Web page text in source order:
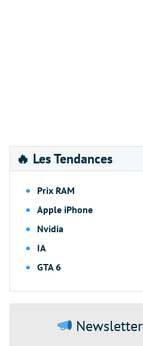
🔥 Les Tendances
Prix RAM
Apple iPhone
Nvidia
IA
GTA 6
Newsletter